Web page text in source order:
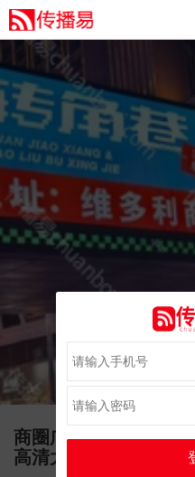
商圈广告 内蒙古呼和
高清大屏广告